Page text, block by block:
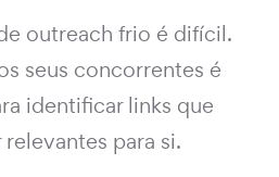
outreach frio é difícil.
seus concorrentes é
identificar links que
para si.